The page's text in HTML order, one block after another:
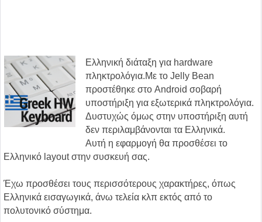
Ελληνική διάταξη για hardware
πληκτρολόγια.Με το Jelly Bean
προστέθηκε στο Android σοβαρή
υποστήριξη για εξωτερικά πληκτρολόγια.
Δυστυχώς όμως στην υποστήριξη αυτή
δεν περιλαμβάνονται τα Ελληνικά.
Αυτή η εφαρμογή θα προσθέσει το
Ελληνικό layout στην συσκευή σας.
Έχω προσθέσει τους περισσότερους χαρακτήρες, όπως
Ελληνικά εισαγωγικά, άνω τελεία κλπ εκτός από το
πολυτονικό σύστημα.